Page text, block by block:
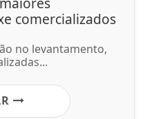
comercializados
no levantamento,